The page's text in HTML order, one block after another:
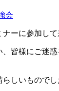
会
ーに参加して
、皆様にご迷
しいものでし